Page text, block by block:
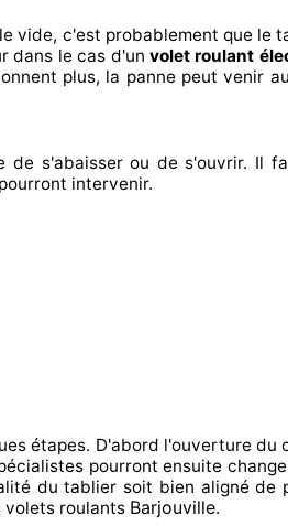
vide, c'est probablement que le
dans le cas d'unvolet roulant
plus, la panne peut venir
s'abaisser ou de s'ouvrir. Il
pourront intervenir.
étapes. D'abord l'ouverture du
pourront ensuite
du tablier soit bien aligné de
volets roulants Barjouville.